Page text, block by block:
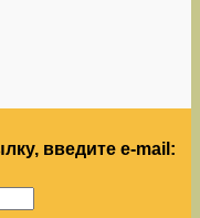
введите e-mail: